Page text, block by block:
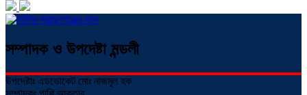
সম্পাদক ও উপদেষ্টা মন্ডলী
উপদেষ্টাঃ এডভোকেট মোঃ নাজমুল হক